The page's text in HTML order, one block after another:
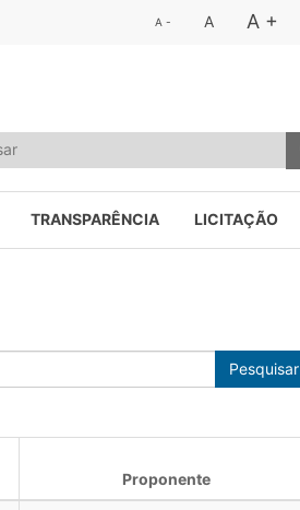
A - A A +
TRANSPARÊNCIA LICITAÇÃO
Pesquisar
Proponente